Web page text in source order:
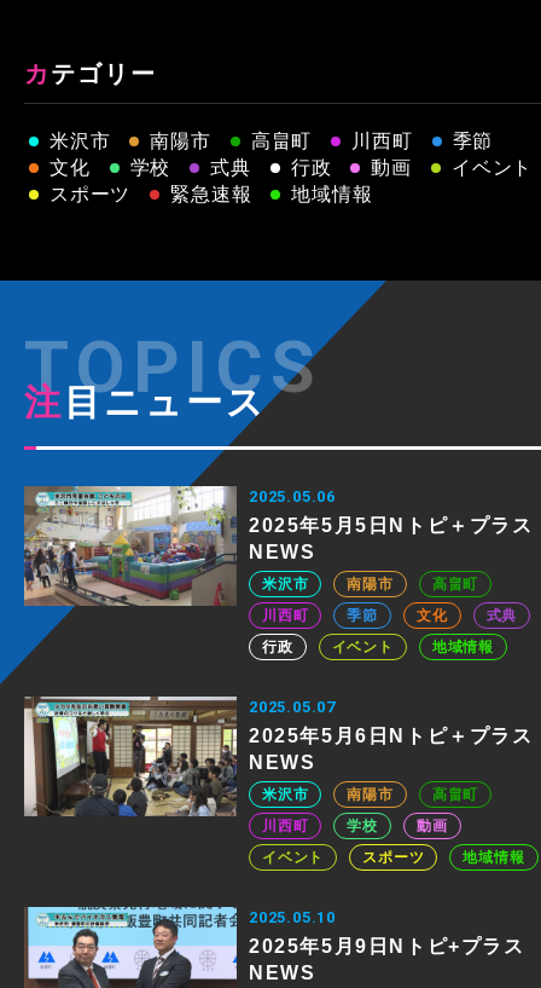
カテゴリー
米沢市 南陽市 高畠町 川西町
季節
文化
学校 式典 行政 動画
イベント
スポーツ
緊急速報 地域情報
注目ニュース
2025.05.06
2025年5月5日Nトピ＋プラス
NEWS
米沢市 南陽市
高畠町
川西町
季節 文化
式典
行政
イベント 地域情報
2025.05.07
2025年5月6日Nトピ＋プラス
NEWS
米沢市 南陽市
高畠町
川西町
学校
動画
イベント
スポーツ 地域情報
2025.05.10
2025年5月9日Nトピ+プラス
NEWS